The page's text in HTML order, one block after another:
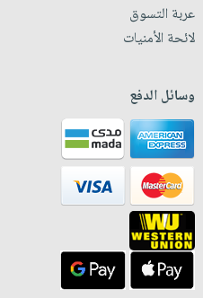
عربة التسوق
لائحة الأمنيات
وسائل الدفع